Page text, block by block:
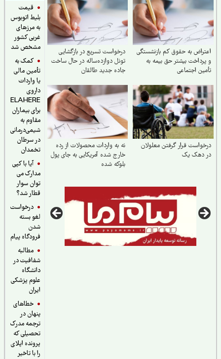
قیمت
بلیط اتوبوس
به مرزهای
غربی کشور
مشخص شد
کمک به
تأمین مالی
یا واردات
داروی
ELAHERE
برای بیماران
مقاوم به
شیمی‌درمانی
در سرطان
تخمدان
آیا با کپی
مدارک می
توان سوار
قطار شد؟
درخواست
لغو بسته
فرودگاه پیام
مطالبه
شفافیت در
دانشگاه
علوم پزشکی
خطاهای
پنهان در
ترجمه مدرک
تحصیلی که
پرونده اپلای
را با تاخیر
به حقوق کم بازنشستگی
بیشتر حق بیمه به
اجتماعی
درخواست تسریع در بازگشایی
تونل دوازده‌ساله در حال ساخت
جاده جدید طالقان
قرار گرفتن معلولان
دهک یک
نه به واردات محصولات از رده
خارج شده آمریکایی به جای پول
بلوکه شده